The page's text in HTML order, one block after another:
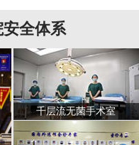
全体系
千层流无菌手术室